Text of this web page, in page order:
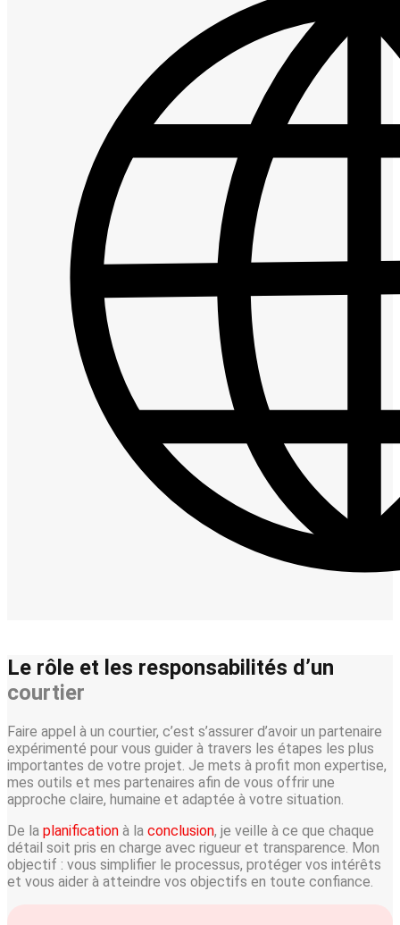
Le rôle et les responsabilités d’un
courtier
Faire appel à un courtier, c’est s’assurer d’avoir un partenaire
expérimenté pour vous guider à travers les étapes les plus
importantes de votre projet. Je mets à profit mon expertise,
mes outils et mes partenaires afin de vous offrir une
approche claire, humaine et adaptée à votre situation.
De la planification à la conclusion, je veille à ce que chaque
détail soit pris en charge avec rigueur et transparence. Mon
objectif : vous simplifier le processus, protéger vos intérêts
et vous aider à atteindre vos objectifs en toute confiance.